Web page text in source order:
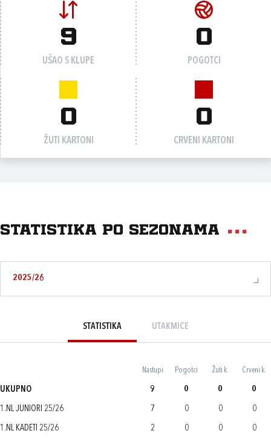
9
UŠAO S KLUPE
0
POGOTCI
0
ŽUTI KARTONI
0
CRVENI KARTONI
Statistika po sezonama
2025/26
STATISTIKA UTAKMICE
Nastupi Pogotci Žuti k. Crveni k.
UKUPNO 9 0 0 0
1.NL JUNIORI 25/26 7 0 0 0
1.NL KADETI 25/26 2 0 0 0